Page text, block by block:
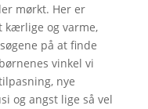
mørkt. Her er
kærlige og varme,
på at finde
vinkel vi
nye
og angst lige så vel